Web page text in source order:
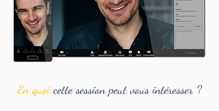
En quoicette session peut vous intéresser ?